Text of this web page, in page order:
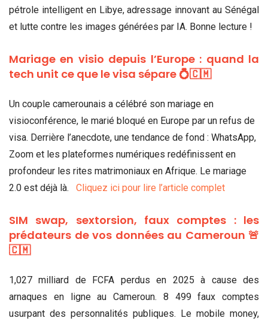
pétrole intelligent en Libye, adressage innovant au Sénégal
et lutte contre les images générées par IA. Bonne lecture !
Mariage en visio depuis l’Europe : quand la
tech unit ce que le visa sépare 💍🇨🇲
Un couple camerounais a célébré son mariage en
visioconférence, le marié bloqué en Europe par un refus de
visa. Derrière l’anecdote, une tendance de fond : WhatsApp,
Zoom et les plateformes numériques redéfinissent en
profondeur les rites matrimoniaux en Afrique. Le mariage
2.0 est déjà là. Cliquez ici pour lire l’article complet
SIM swap, sextorsion, faux comptes : les
prédateurs de vos données au Cameroun 🚨
🇨🇲
1,027 milliard de FCFA perdus en 2025 à cause des
arnaques en ligne au Cameroun. 8 499 faux comptes
usurpant des personnalités publiques. Le mobile money,